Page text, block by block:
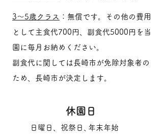
3～5歳クラス ：無償です。その他の費用
として主食代700円、副食代5000円を当
園に毎月お納めください。
副食代に関しては長崎市が免除対象者の
ため、長崎市が決定します。
日曜日、祝祭日、
休園日
年末年始